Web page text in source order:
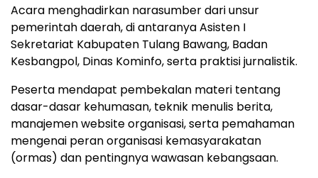
Acara menghadirkan narasumber dari unsur
pemerintah daerah, di antaranya Asisten I
Sekretariat Kabupaten Tulang Bawang, Badan
Kesbangpol, Dinas Kominfo, serta praktisi jurnalistik.
Peserta mendapat pembekalan materi tentang
dasar-dasar kehumasan, teknik menulis berita,
manajemen website organisasi, serta pemahaman
mengenai peran organisasi kemasyarakatan
(ormas) dan pentingnya wawasan kebangsaan.